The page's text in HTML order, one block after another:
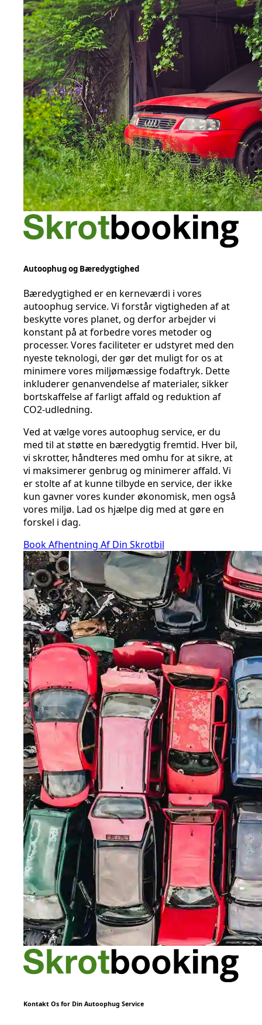
Autoophug og Bæredygtighed
Bæredygtighed er en kerneværdi i vores
autoophug service. Vi forstår vigtigheden af at
beskytte vores planet, og derfor arbejder vi
konstant på at forbedre vores metoder og
processer. Vores faciliteter er udstyret med den
nyeste teknologi, der gør det muligt for os at
minimere vores miljømæssige fodaftryk. Dette
inkluderer genanvendelse af materialer, sikker
bortskaffelse af farligt affald og reduktion af
CO2-udledning.
Ved at vælge vores autoophug service, er du
med til at støtte en bæredygtig fremtid. Hver bil,
vi skrotter, håndteres med omhu for at sikre, at
vi maksimerer genbrug og minimerer affald. Vi
er stolte af at kunne tilbyde en service, der ikke
kun gavner vores kunder økonomisk, men også
vores miljø. Lad os hjælpe dig med at gøre en
forskel i dag.
Book Afhentning Af Din Skrotbil
Kontakt Os for Din Autoophug Service